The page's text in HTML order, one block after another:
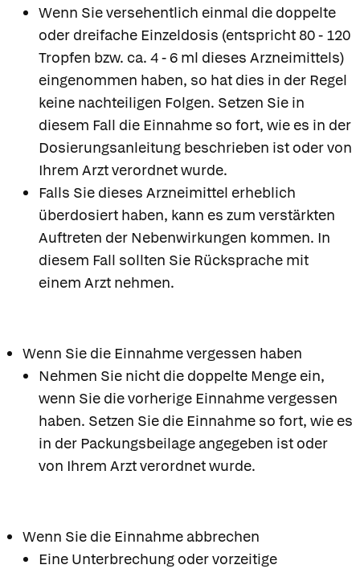
Wenn Sie versehentlich einmal die doppelte
oder dreifache Einzeldosis (entspricht 80 - 120
Tropfen bzw. ca. 4 - 6 ml dieses Arzneimittels)
eingenommen haben, so hat dies in der Regel
keine nachteiligen Folgen. Setzen Sie in
diesem Fall die Einnahme so fort, wie es in der
Dosierungsanleitung beschrieben ist oder von
Ihrem Arzt verordnet wurde.
Falls Sie dieses Arzneimittel erheblich
überdosiert haben, kann es zum verstärkten
Auftreten der Nebenwirkungen kommen. In
diesem Fall sollten Sie Rücksprache mit
einem Arzt nehmen.
Wenn Sie die Einnahme vergessen haben
Nehmen Sie nicht die doppelte Menge ein,
wenn Sie die vorherige Einnahme vergessen
haben. Setzen Sie die Einnahme so fort, wie es
in der Packungsbeilage angegeben ist oder
von Ihrem Arzt verordnet wurde.
Wenn Sie die Einnahme abbrechen
Eine Unterbrechung oder vorzeitige